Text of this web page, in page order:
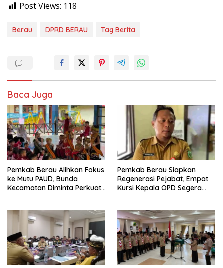
Post Views: 118
Berau DPRD BERAU Tag Berita
Baca Juga
Pemkab Berau Alihkan Fokus
ke Mutu PAUD, Bunda
Kecamatan Diminta Perkuat
Pemkab Berau Siapkan
Regenerasi Pejabat, Empat
Kursi Kepala OPD Segera